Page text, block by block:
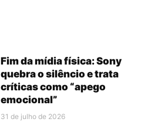
Fim da mídia física: Sony
quebra o silêncio e trata
críticas como “apego
emocional”
31 de julho de 2026